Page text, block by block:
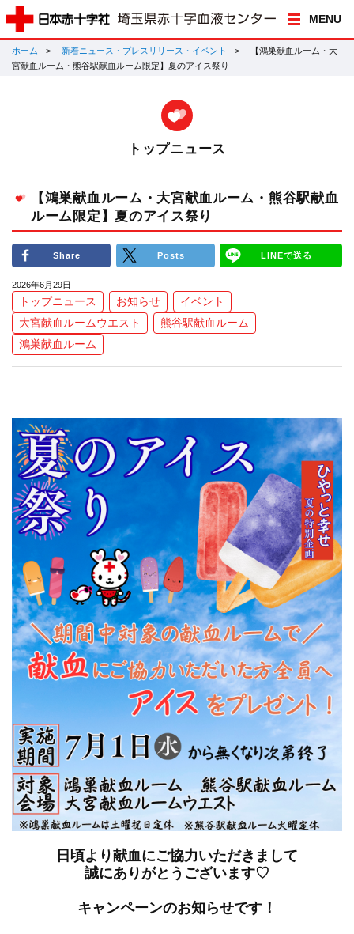
MENU
ホーム 新着ニュース・プレスリリース・イベント
【鴻巣献血ルーム・大
宮献血ルーム・熊谷駅献血ルーム限定】夏のアイス祭り
トップニュース
【鴻巣献血ルーム・大宮献血ルーム・熊谷駅献血
ルーム限定】夏のアイス祭り
Share Posts LINEで送る
2026年6月29日
トップニュース お知らせ
イベント
大宮献血ルームウエスト
熊谷駅献血ルーム
鴻巣献血ルーム
日頃より献血にご協力いただきまして
誠にありがとうございます♡
キャンペーンのお知らせです！